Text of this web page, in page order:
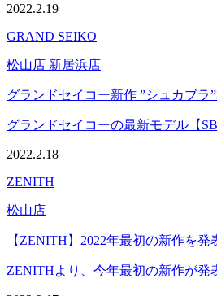
2022.2.19
GRAND SEIKO
松山店 新居浜店
グランドセイコー新作 ”シュカブラ”
グランドセイコーの最新モデル【
2022.2.18
ZENITH
松山店
【ZENITH】2022年最初の新作を発
ZENITHより、今年最初の新作が発